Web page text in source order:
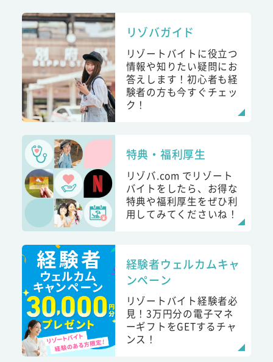
リゾバガイド
リゾートバイトに役立つ
情報や知りたい疑問にお
答えします！初心者も経
験者の方も今すぐチェッ
ク！
特典・福利厚生
リゾバ.com でリゾート
バイトをしたら、お得な
特典や福利厚生をぜひ利
用してみてくださいね！
経験者ウェルカムキャ
ンペーン
リゾートバイト経験者必
見！3万円分の電子マネ
ーギフトをGETするチャ
ンス！